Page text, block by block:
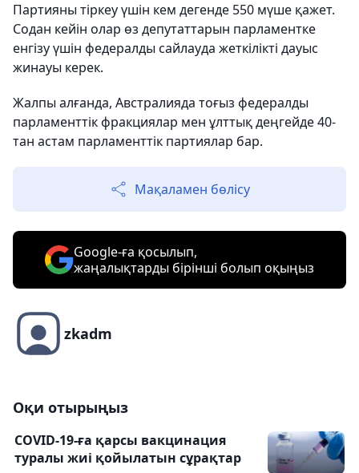
Партияны тіркеу үшін кем дегенде 550 мүше қажет.
Содан кейін олар өз депутаттарын парламентке
енгізу үшін федералды сайлауда жеткілікті дауыс
жинауы керек.
Жалпы алғанда, Австралияда тоғыз федералды
парламенттік фракциялар мен ұлттық деңгейде 40-
тан астам парламенттік партиялар бар.
Мақаламен бөлісу
Google-ға қосылып,
жаңалықтарды бірінші болып оқыңыз
zkadm
Оқи отырыңыз
COVID-19-ға қарсы вакцинация
туралы жиі қойылатын сұрақтар